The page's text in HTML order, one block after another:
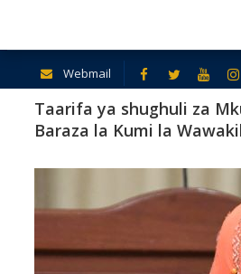
Webmail
Taarifa ya shughuli za
Baraza la Kumi la